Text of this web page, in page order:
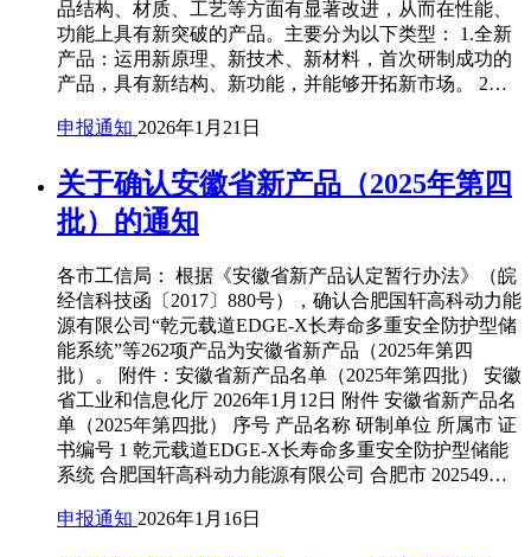
品结构、材质、工艺等方面有显著改进，从而在性能、
功能上具有新突破的产品。主要分为以下类型： 1.全新
产品：运用新原理、新技术、新材料，首次研制成功的
产品，具有新结构、新功能，并能够开拓新市场。 2…
申报通知 2026年1月21日
关于确认安徽省新产品（2025年第四
批）的通知
各市工信局： 根据《安徽省新产品认定暂行办法》（皖
经信科技函〔2017〕880号），确认合肥国轩高科动力能
源有限公司“乾元载道EDGE-X长寿命多重安全防护型储
能系统”等262项产品为安徽省新产品（2025年第四
批）。 附件：安徽省新产品名单（2025年第四批） 安徽
省工业和信息化厅 2026年1月12日 附件 安徽省新产品名
单（2025年第四批） 序号 产品名称 研制单位 所属市 证
书编号 1 乾元载道EDGE-X长寿命多重安全防护型储能
系统 合肥国轩高科动力能源有限公司 合肥市 202549…
申报通知 2026年1月16日